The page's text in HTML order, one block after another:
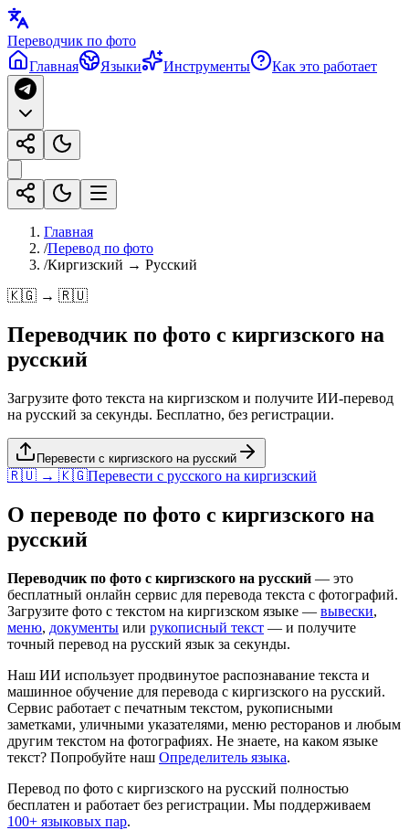
Переводчик по фото
Главная
Языки Инструменты Как это работает
Главная
/Перевод по фото
/Киргизский → Русский
🇰🇬 → 🇷🇺
Переводчик по фото с киргизского на
русский
Загрузите фото текста на киргизском и получите ИИ-перевод
на русский за секунды. Бесплатно, без регистрации.
Перевести с киргизского на русский
🇷🇺 → 🇰🇬Перевести с русского на киргизский
О переводе по фото с киргизского на
русский
Переводчик по фото с киргизского на русский — это
бесплатный онлайн сервис для перевода текста с фотографий.
Загрузите фото с текстом на киргизском языке — вывески,
меню, документы или рукописный текст — и получите
точный перевод на русский язык за секунды.
Наш ИИ использует продвинутое распознавание текста и
машинное обучение для перевода с киргизского на русский.
Сервис работает с печатным текстом, рукописными
заметками, уличными указателями, меню ресторанов и любым
другим текстом на фотографиях. Не знаете, на каком языке
текст? Попробуйте наш Определитель языка.
Перевод по фото с киргизского на русский полностью
бесплатен и работает без регистрации. Мы поддерживаем
100+ языковых пар.